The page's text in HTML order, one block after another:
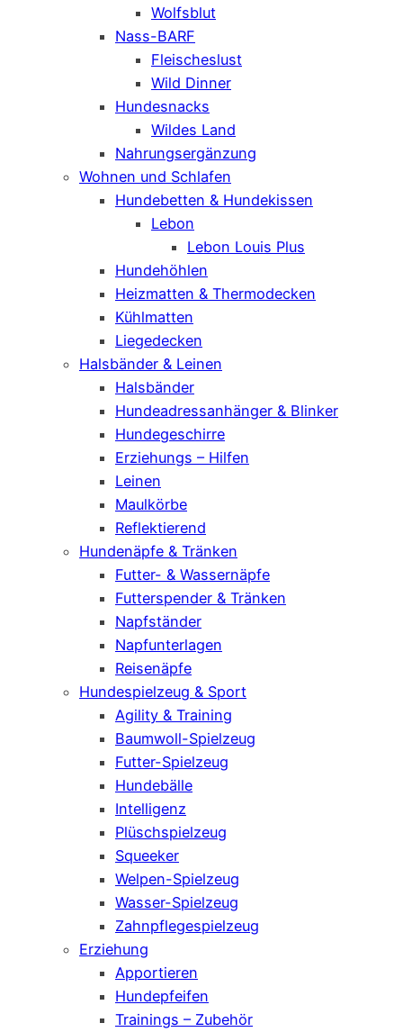
Wolfsblut
Nass-BARF
Fleischeslust
Wild Dinner
Hundesnacks
Wildes Land
Nahrungsergänzung
Wohnen und Schlafen
Hundebetten & Hundekissen
Lebon
Lebon Louis Plus
Hundehöhlen
Heizmatten & Thermodecken
Kühlmatten
Liegedecken
Halsbänder & Leinen
Halsbänder
Hundeadressanhänger & Blinker
Hundegeschirre
Erziehungs – Hilfen
Leinen
Maulkörbe
Reflektierend
Hundenäpfe & Tränken
Futter- & Wassernäpfe
Futterspender & Tränken
Napfständer
Napfunterlagen
Reisenäpfe
Hundespielzeug & Sport
Agility & Training
Baumwoll-Spielzeug
Futter-Spielzeug
Hundebälle
Intelligenz
Plüschspielzeug
Squeeker
Welpen-Spielzeug
Wasser-Spielzeug
Zahnpflegespielzeug
Erziehung
Apportieren
Hundepfeifen
Trainings – Zubehör